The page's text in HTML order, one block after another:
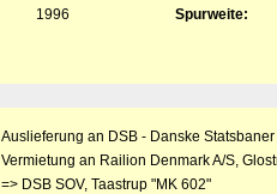
1996 Spurweite:
Auslieferung an DSB - Danske
Vermietung an Railion Denmark A/S,
=> DSB SOV, Taastrup "MK 602"